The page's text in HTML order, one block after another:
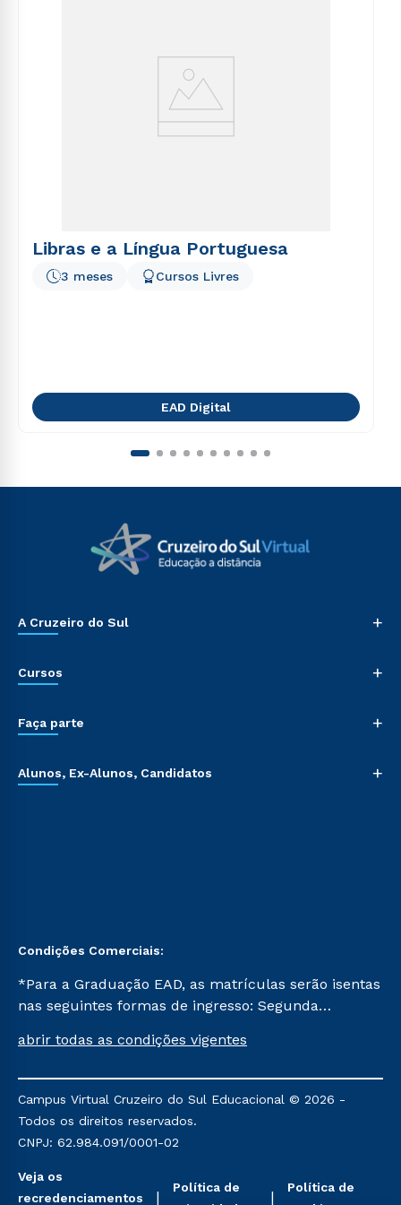
Libras e a Língua Portuguesa
3 meses Cursos Livres
EAD Digital
A Cruzeiro do Sul +
Cursos +
Faça parte +
Alunos, Ex-Alunos, Candidatos +
Condições Comerciais:
*Para a Graduação EAD, as matrículas serão isentas
nas seguintes formas de ingresso: Segunda
Já para as demais, a taxa de matrícula será de R$
mencionadas são referentes aos cursos: Ensino
Religioso, Geografia para a Docência e Metodologia
do Ensino de História: Questões Atuais.
abrir todas as condições vigentes
Campus Virtual Cruzeiro do Sul Educacional © 2026 -
Todos os direitos reservados.
CNPJ: 62.984.091/0001-02
Veja os
recredenciamentos
Política de
Política de